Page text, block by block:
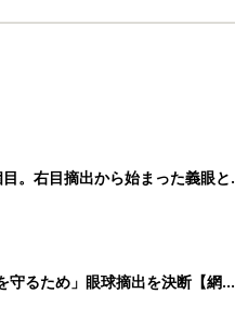
。右目摘出から始まった義眼と
守るため」眼球摘出を決断【網膜